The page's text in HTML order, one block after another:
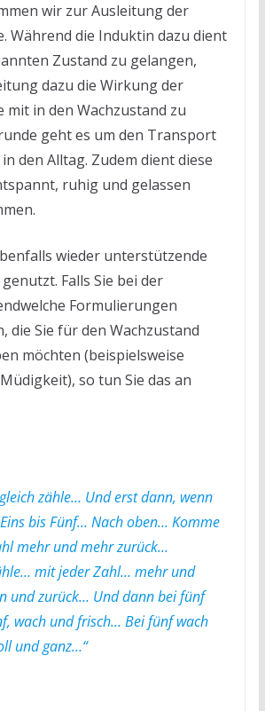
wir zur Ausleitung der
Während die Induktin dazu dient
Zustand zu gelangen,
dazu die Wirkung der
mit in den Wachzustand zu
geht es um den Transport
den Alltag. Zudem dient diese
ruhig und gelassen
wieder unterstützende
Falls Sie bei der
Formulierungen
die Sie für den Wachzustand
möchten (beispielsweise
so tun Sie das an
zähle… Und erst dann, wenn
bis Fünf… Nach oben… Komme
mehr und mehr zurück…
mit jeder Zahl… mehr und
und zurück… Und dann bei fünf
wach und frisch… Bei fünf wach
und ganz…“